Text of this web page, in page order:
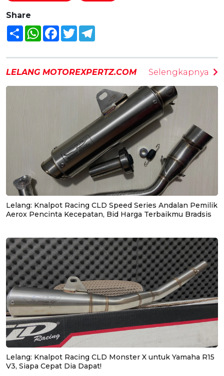
Share
Share WhatsAppFacebook
Twitter
LELANG MOTOREXPERTZ.COM Selengkapnya
Lelang: Knalpot Racing CLD Speed Series Andalan Pemilik
Aerox Pencinta Kecepatan, Bid Harga Terbaikmu Bradsis
Lelang: Knalpot Racing CLD Monster X untuk Yamaha R15
V3, Siapa Cepat Dia Dapat!